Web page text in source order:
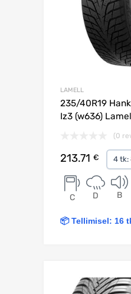
LAMELL
235/40R19
Iz3 (w636)
(0
213.71 € 4 tk:
C D B
📦 Tellimisel: 16